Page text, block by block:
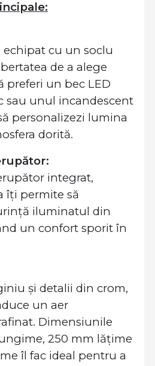
echipat cu un soclu
de a alege
preferi un bec LED
sau unul incandescent
personalizezi lumina
dorită.
integrat,
îți permite să
iluminatul din
un confort sporit în
și detalii din crom,
un aer
Dimensiunile
250 mm lățime
îl fac ideal pentru a